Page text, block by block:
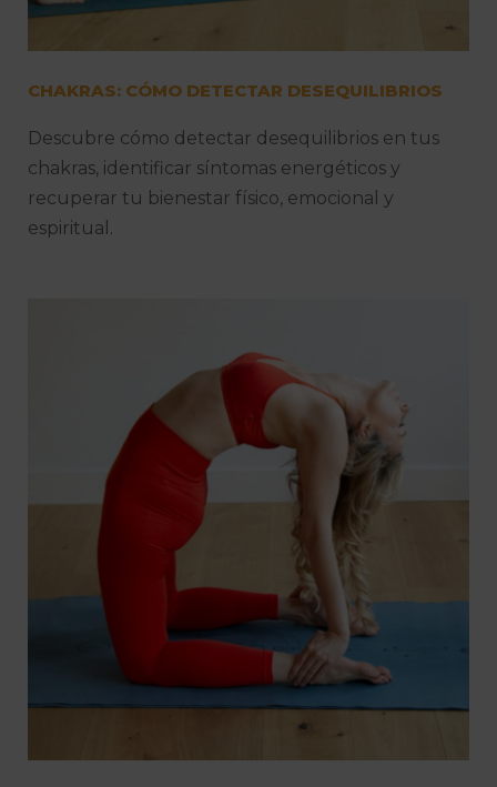
CHAKRAS: CÓMO DETECTAR DESEQUILIBRIOS
Descubre cómo detectar desequilibrios en tus
chakras, identificar síntomas energéticos y
recuperar tu bienestar físico, emocional y
espiritual.